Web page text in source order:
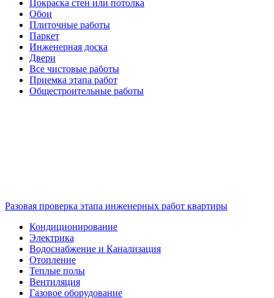
Покраска стен или потолка
Обои
Плиточные работы
Паркет
Инженерная доска
Двери
Все чистовые работы
Приемка этапа работ
Общестроительные работы
Разовая проверка этапа инженерных работ квартиры
Кондиционирование
Электрика
Водоснабжение и Канализация
Отопление
Теплые полы
Вентиляция
Газовое оборудование